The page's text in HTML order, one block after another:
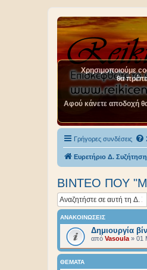
Γρήγορες συνδέσεις
Ευρετήριο Δ.
ΒΙΝΤΕΟ ΠΟΥ
ΑΝΑΚΟΙΝΏΣΕΙΣ
Δημιουργία
από Vasoula » 01
ΘΈΜΑΤΑ
Χρησιμοποιούμε
θα
Αφού κάνετε αποδοχή